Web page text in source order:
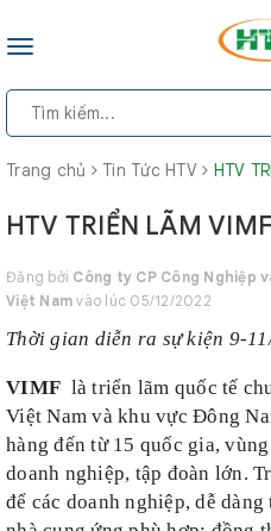
Toggle
Trang chủ Tin Tức HTV HTV
HTV TRIỂN LÃM
Đăng bởi Công ty CP Công Nghiệp
Việt Nam vào lúc 05/12/2022
Thời gian diễn ra sự kiện 9-
VIMF là triển lãm quốc tế
Việt Nam và khu vực Đông
hàng đến từ 15 quốc gia,
doanh nghiệp, tập đoàn lớn.
để các doanh nghiệp, dễ